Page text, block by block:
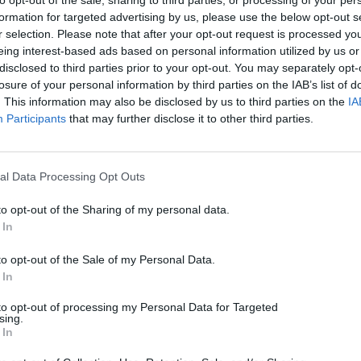
for targeted advertising by us, please use the below opt-out
selection. Please note that after your opt-out request is processed
interest-based ads based on personal information utilized by us
to third parties prior to your opt-out. You may separately
of your personal information by third parties on the IAB’s list of
This information may also be disclosed by us to third parties on the
Participants that may further disclose it to other third parties.
Data Processing Opt Outs
opt-out of the Sharing of my personal data.
opt-out of the Sale of my Personal Data.
opt-out of processing my Personal Data for Targeted
τηλέφωνα και την επιστήμη. Ξεκίνησε το 2018 να εργάζεται στο
techmaniacs.gr μετά από ένα σύντομο πέρασμα από myphone.gr
και digitallife.gr. Από τότε συνεχίζει μέχρι και σήμερα να κάνει
αυτό που αγαπάει. Περισσότερα στο
https://baladiskoumpouras.link/
Tags:facebook
Αφήστε μια απάντηση
Η ηλ. διεύθυνση σας δεν δημοσιεύεται. Τα υποχρεωτικά πεδία
σημειώνονται με*